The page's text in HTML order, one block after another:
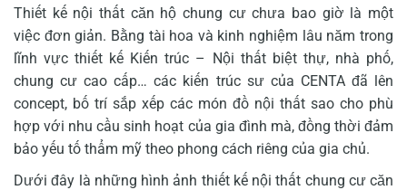
Thiết kế nội thất căn hộ chung cư chưa bao giờ là một
việc đơn giản. Bằng tài hoa và kinh nghiệm lâu năm trong
lĩnh vực thiết kế Kiến trúc – Nội thất biệt thự, nhà phố,
chung cư cao cấp… các kiến trúc sư của CENTA đã lên
concept, bố trí sắp xếp các món đồ nội thất sao cho phù
hợp với nhu cầu sinh hoạt của gia đình mà, đồng thời đảm
bảo yếu tố thẩm mỹ theo phong cách riêng của gia chủ.
Dưới đây là những hình ảnh thiết kế nội thất chung cư căn